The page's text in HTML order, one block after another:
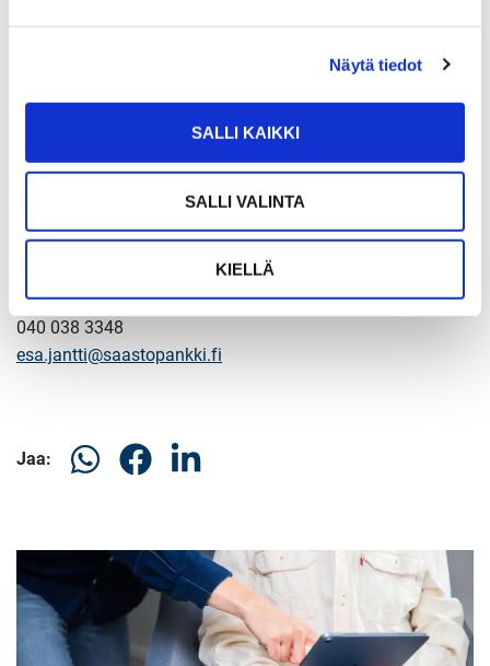
Näytä tiedot
SALLI KAIKKI
SALLI VALINTA
KIELLÄ
carlmichael.hatanmaa@spkoti.fi
Toimitusjohtaja, Sp-Koti Oy
jukka.rantanen@spkoti.fi
Toimitusjohtaja, Nooa Säästöpankki
040 038 3348
esa.jantti@saastopankki.fi
Jaa:
Jaa
WhatsApissa
Jaa
Facebookissa
Jaa